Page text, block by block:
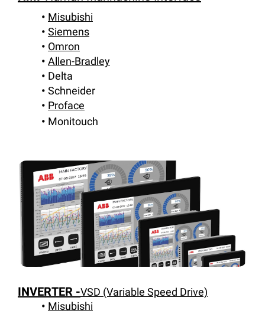
Misubishi
Siemens
Omron
Allen-Bradley
Delta
Schneider
Proface
Monitouch
INVERTER -VSD (Variable Speed Drive)
Misubishi